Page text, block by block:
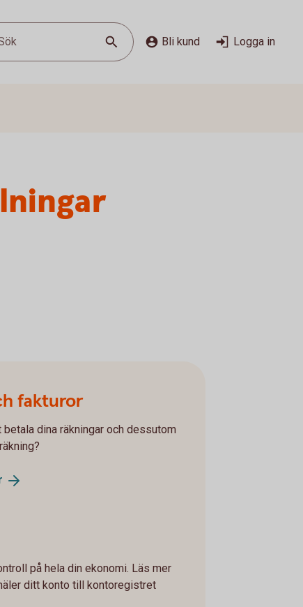
Bli kund Logga in
fakturor
dina räkningar och dessutom
på hela din ekonomi. Läs mer
ditt konto till kontoregistret